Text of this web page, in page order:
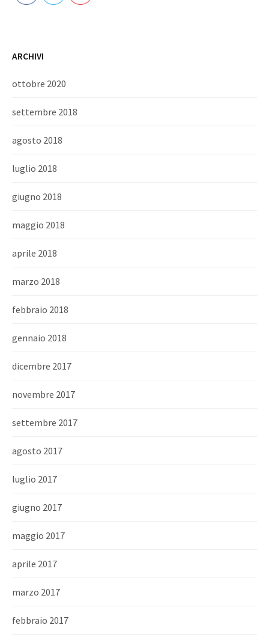
ARCHIVI
ottobre 2020
settembre 2018
agosto 2018
luglio 2018
giugno 2018
maggio 2018
aprile 2018
marzo 2018
febbraio 2018
gennaio 2018
dicembre 2017
novembre 2017
settembre 2017
agosto 2017
luglio 2017
giugno 2017
maggio 2017
aprile 2017
marzo 2017
febbraio 2017